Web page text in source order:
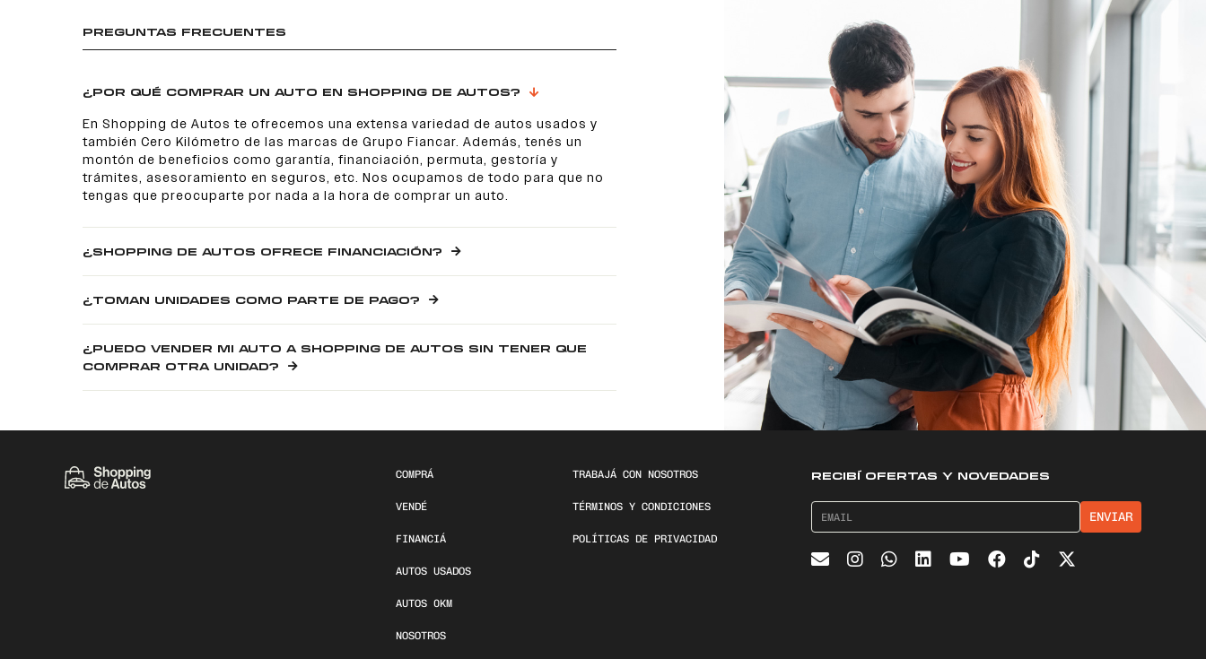
PREGUNTAS FRECUENTES
¿POR QUÉ COMPRAR UN AUTO EN SHOPPING DE AUTOS?
En Shopping de Autos te ofrecemos una extensa variedad de autos usados y
también Cero Kilómetro de las marcas de Grupo Fiancar. Además, tenés un
montón de beneficios como garantía, financiación, permuta, gestoría y
trámites, asesoramiento en seguros, etc. Nos ocupamos de todo para que no
tengas que preocuparte por nada a la hora de comprar un auto.
¿SHOPPING DE AUTOS OFRECE FINANCIACIÓN?
¿TOMAN UNIDADES COMO PARTE DE PAGO?
¿PUEDO VENDER MI AUTO A SHOPPING DE AUTOS SIN TENER QUE
COMPRAR OTRA UNIDAD?
COMPRÁ
VENDÉ
FINANCIÁ
AUTOS USADOS
AUTOS 0KM
NOSOTROS
TRABAJÁ CON NOSOTROS
TÉRMINOS Y CONDICIONES
POLÍTICAS DE PRIVACIDAD
RECIBÍ OFERTAS Y NOVEDADES